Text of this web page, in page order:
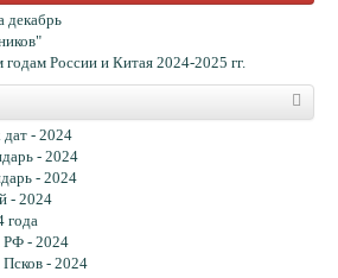
декабрь
России и Китая 2024-2025 гг.
- 2024
- 2024
- 2024
- 2024
года
РФ - 2024
Псков - 2024